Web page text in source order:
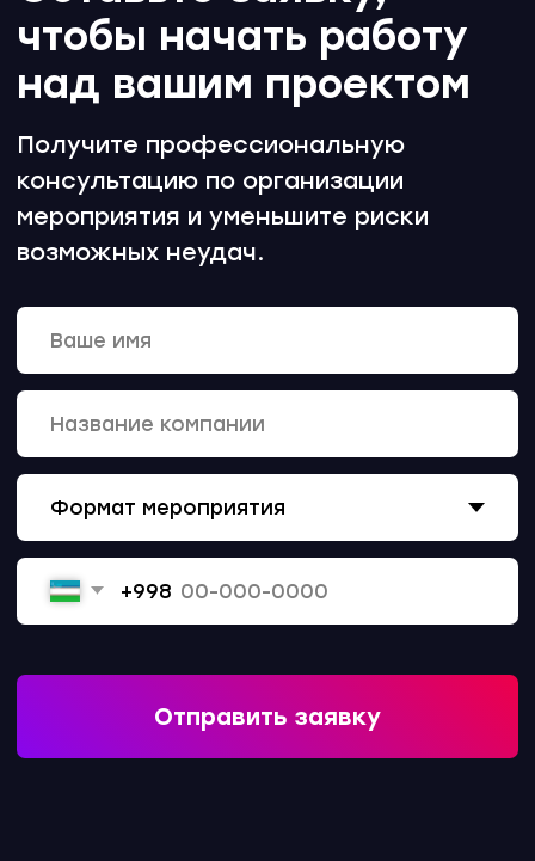
Заказать
позвонить
+998 78 555-84-84
info@upc.uz
написать
подписаться